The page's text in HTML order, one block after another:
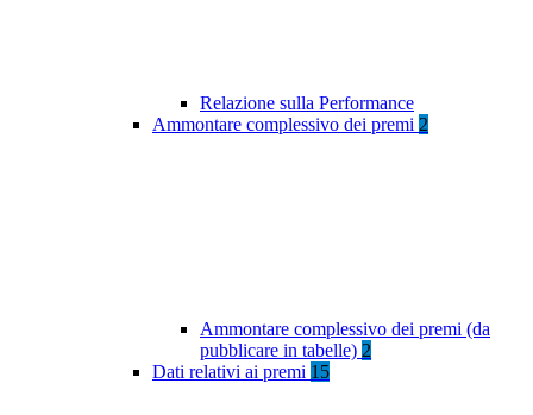
Relazione sulla Performance
Ammontare complessivo dei premi 2
Ammontare complessivo dei premi (da
pubblicare in tabelle) 2
Dati relativi ai premi 15